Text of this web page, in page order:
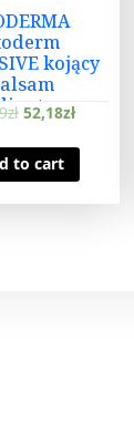
kojący
zł 52,18zł
to cart